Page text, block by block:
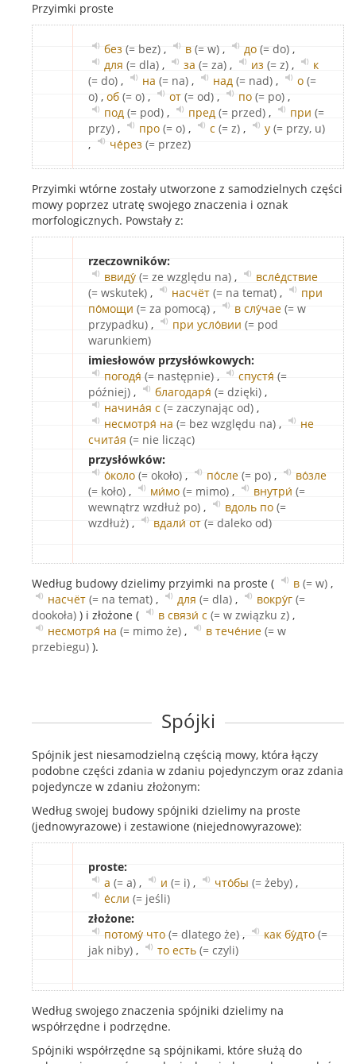
Przyimki proste
без (= bez) , в (= w) , до (= do) ,
для (= dla) , за (= za) , из (= z) ,
к
(= do) , на (= na) , над (= nad) , о (=
o) , об (= o) , от (= od) , по (= po) ,
под (= pod) , пред (= przed) , при (=
przy) , про (= o) , с (= z) , у (= przy, u)
,
че́рез (= przez)
Przyimki wtórne zostały utworzone z samodzielnych części
mowy poprzez utratę swojego znaczenia i oznak
morfologicznych. Powstały z:
rzeczowników:
ввиду́ (= ze względu na) ,
всле́дствие
(= wskutek) , насчёт (= na temat) ,
при
по́мощи (= za pomocą) , в слу́чае (= w
przypadku) , при усло́вии (= pod
warunkiem)
imiesłowów przysłówkowych:
погодя́ (= następnie) , спустя́ (=
później) , благодаря́ (= dzięki) ,
начина́я с (= zaczynając od) ,
несмотря́ на (= bez względu na) ,
не
счита́я (= nie licząc)
przysłówków:
о́коло (= około) , по́сле (= po) ,
во́зле
(= koło) , ми́мо (= mimo) , внутри́ (=
wewnątrz wzdłuż po) , вдоль по (=
wzdłuż) , вдали́ от (= daleko od)
Według budowy dzielimy przyimki na proste ( в (= w) ,
насчёт (= na temat) , для (= dla) , вокру́г (=
dookoła) ) i złożone ( в связи́ с (= w związku z) ,
несмотря́ на (= mimo że) , в тече́ние (= w
przebiegu) ).
Spójki
Spójnik jest niesamodzielną częścią mowy, która łączy
podobne części zdania w zdaniu pojedynczym oraz zdania
pojedyncze w zdaniu złożonym:
Według swojej budowy spójniki dzielimy na proste
(jednowyrazowe) i zestawione (niejednowyrazowe):
proste:
а (= a) , и (= i) , что́бы (= żeby) ,
е́сли (= jeśli)
złożone:
потому́ что (= dlatego że) , как бу́дто (=
jak niby) , то есть (= czyli)
Według swojego znaczenia spójniki dzielimy na
współrzędne i podrzędne.
Spójniki współrzędne są spójnikami, które służą do